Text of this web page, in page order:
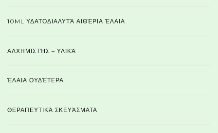
10ML ΥΔΑΤΟΔΙΑΛΥΤΆ ΑΙΘΈΡΙΑ ΈΛΑΙΑ
ΑΛΧΗΜΙΣΤΉΣ – ΥΛΙΚΆ
ΈΛΑΙΑ ΟΥΔΈΤΕΡΑ
ΘΕΡΑΠΕΥΤΙΚΆ ΣΚΕΥΆΣΜΑΤΑ